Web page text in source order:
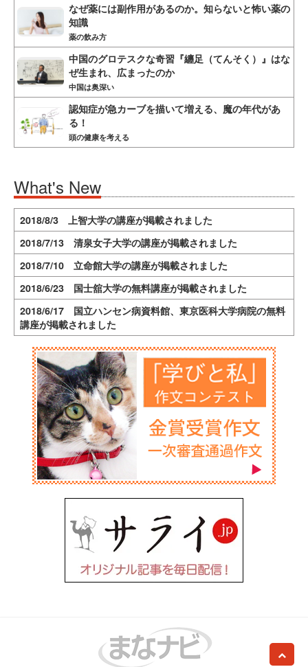
なぜ薬には副作用があるのか。知らないと怖い薬の
知識
薬の飲み方
中国のグロテスクな奇習『纏足（てんそく）』はな
ぜ生まれ、広まったのか
中国は奥深い
認知症が急カーブを描いて増える、魔の年代があ
る！
頭の健康を考える
What's New
2018/8/3 上智大学の講座が掲載されました
2018/7/13 清泉女子大学の講座が掲載されました
2018/7/10 立命館大学の講座が掲載されました
2018/6/23 国士舘大学の無料講座が掲載されました
2018/6/17 国立ハンセン病資料館、東京医科大学病院の無料
講座が掲載されました